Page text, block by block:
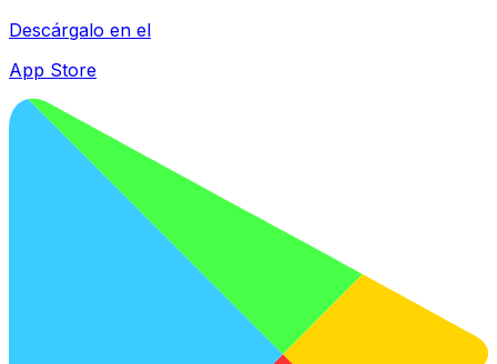
Descárgalo en el
App Store